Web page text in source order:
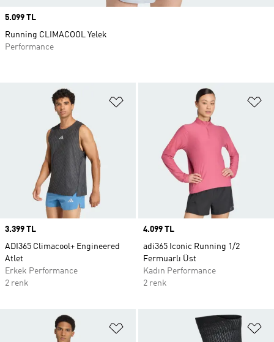
Favori Listesine Ekle
Price
3.399 TL
ADI365 Climacool+ Engineered
Atlet
Erkek Performance
2 renk
Price
4.099 TL
adi365 Iconic Running 1/2
Fermuarlı Üst
Kadın Performance
2 renk
Favori Listesine Ekle
Price
5.099 TL
Running CLIMACOOL Yelek
Performance